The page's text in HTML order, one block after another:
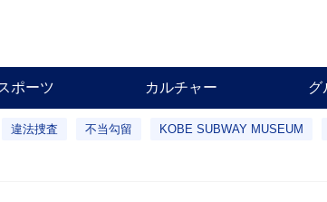
ポーツ カルチャー グ
違法捜査 不当勾留 KOBE SUBWAY MUSEUM